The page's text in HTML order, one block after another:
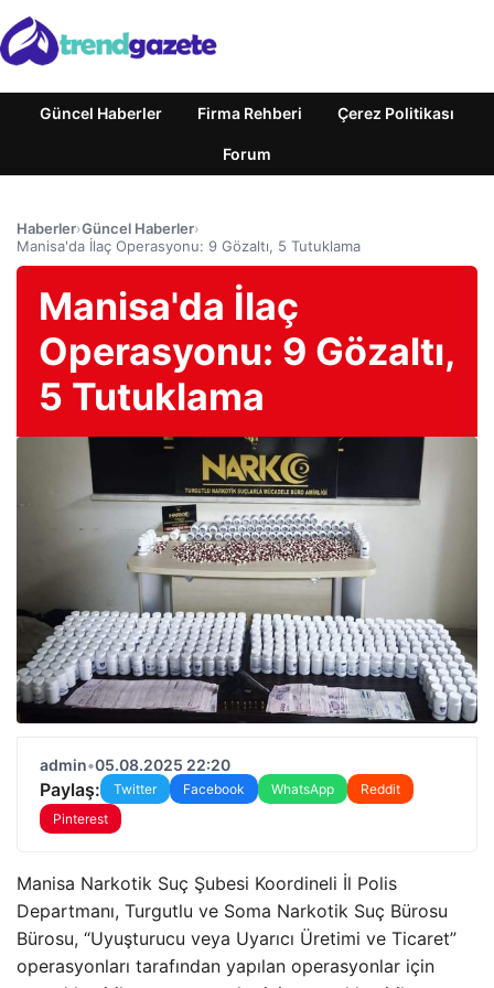
Güncel Haberler Firma Rehberi Çerez Politikası
Forum
Haberler›Güncel Haberler›
Manisa'da İlaç Operasyonu: 9 Gözaltı, 5 Tutuklama
Manisa'da İlaç
Operasyonu: 9 Gözaltı,
5 Tutuklama
admin•05.08.2025 22:20
Paylaş: Twitter Facebook WhatsApp
Reddit
Pinterest
Manisa Narkotik Suç Şubesi Koordineli İl Polis
Departmanı, Turgutlu ve Soma Narkotik Suç Bürosu
Bürosu, “Uyuşturucu veya Uyarıcı Üretimi ve Ticaret”
operasyonları tarafından yapılan operasyonlar için